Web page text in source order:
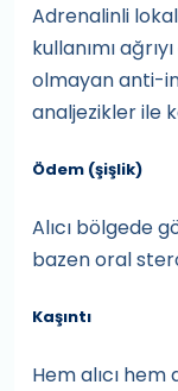
Adrenalinli
kullanımı
olmayan anti-
analjezikler ile
Ödem (şişlik)
Alıcı bölgede
bazen oral
Kaşıntı
Hem alıcı